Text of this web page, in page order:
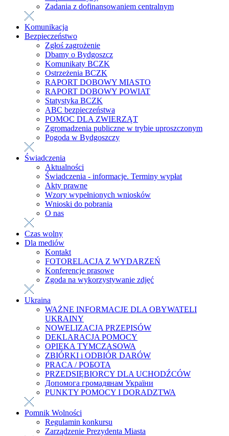
Zadania z dofinansowaniem centralnym
Komunikacja
Bezpieczeństwo
Zgłoś zagrożenie
Dbamy o Bydgoszcz
Komunikaty BCZK
Ostrzeżenia BCZK
RAPORT DOBOWY MIASTO
RAPORT DOBOWY POWIAT
Statystyka BCZK
ABC bezpieczeństwa
POMOC DLA ZWIERZĄT
Zgromadzenia publiczne w trybie uproszczonym
Pogoda w Bydgoszczy
Świadczenia
Aktualności
Świadczenia - informacje. Terminy wypłat
Akty prawne
Wzory wypełnionych wniosków
Wnioski do pobrania
O nas
Czas wolny
Dla mediów
Kontakt
FOTORELACJA Z WYDARZEŃ
Konferencje prasowe
Zgoda na wykorzystywanie zdjęć
Ukraina
WAŻNE INFORMACJE DLA OBYWATELI
UKRAINY
NOWELIZACJA PRZEPISÓW
DEKLARACJA POMOCY
OPIEKA TYMCZASOWA
ZBIÓRKI i ODBIÓR DARÓW
PRACA / РОБОТА
PRZEDSIĘBIORCY DLA UCHODŹCÓW
Допомога громадянам України
PUNKTY POMOCY I DORADZTWA
Pomnik Wolności
Regulamin konkursu
Zarządzenie Prezydenta Miasta